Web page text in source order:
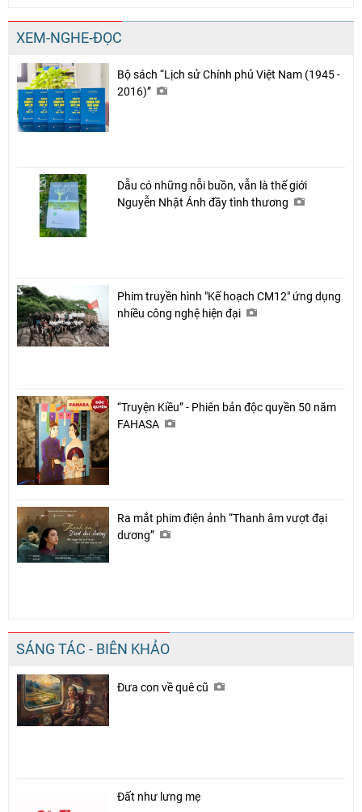
XEM-NGHE-ĐỌC
Bộ sách “Lịch sử Chính phủ Việt Nam (1945 -
2016)”
Dẫu có những nỗi buồn, vẫn là thế giới
Nguyễn Nhật Ánh đầy tình thương
Phim truyền hình "Kế hoạch CM12" ứng dụng
nhiều công nghệ hiện đại
“Truyện Kiều” - Phiên bản độc quyền 50 năm
FAHASA
Ra mắt phim điện ảnh “Thanh âm vượt đại
dương”
SÁNG TÁC - BIÊN KHẢO
Đưa con về quê cũ
Đất như lưng mẹ